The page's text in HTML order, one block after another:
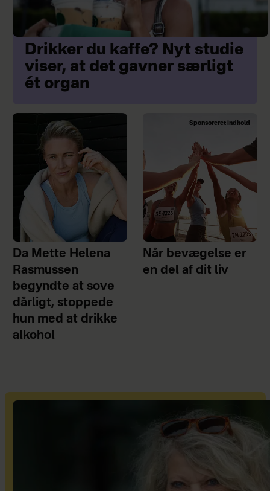
smerteudløser for at kunne håndtere
din smerte."
Drikker du kaffe? Nyt studie
viser, at det gavner særligt
ét organ
Da Mette Helena
Rasmussen
begyndte at sove
dårligt, stoppede
hun med at drikke
alkohol
Sponsoreret indhold
Når bevægelse er
en del af dit liv